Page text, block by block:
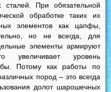
сталей. При обязательной
обработке таких их
элементов как цапфы,
но не всегда, для
элементы армируют
увеличивает уровень
Потому как работы по
пород – это всегда
долот шарошечных